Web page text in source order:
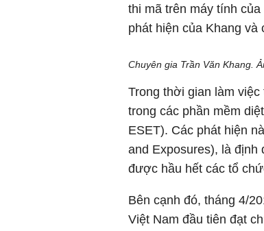
thi mã trên máy tính
phát hiện của Khang
Chuyên gia Trần Văn Khang.
Trong thời gian làm
trong các phần mềm
ESET). Các phát hiện
and Exposures), là định
được hầu hết các tổ
Bên cạnh đó, tháng 4/
Việt Nam đầu tiên đạt